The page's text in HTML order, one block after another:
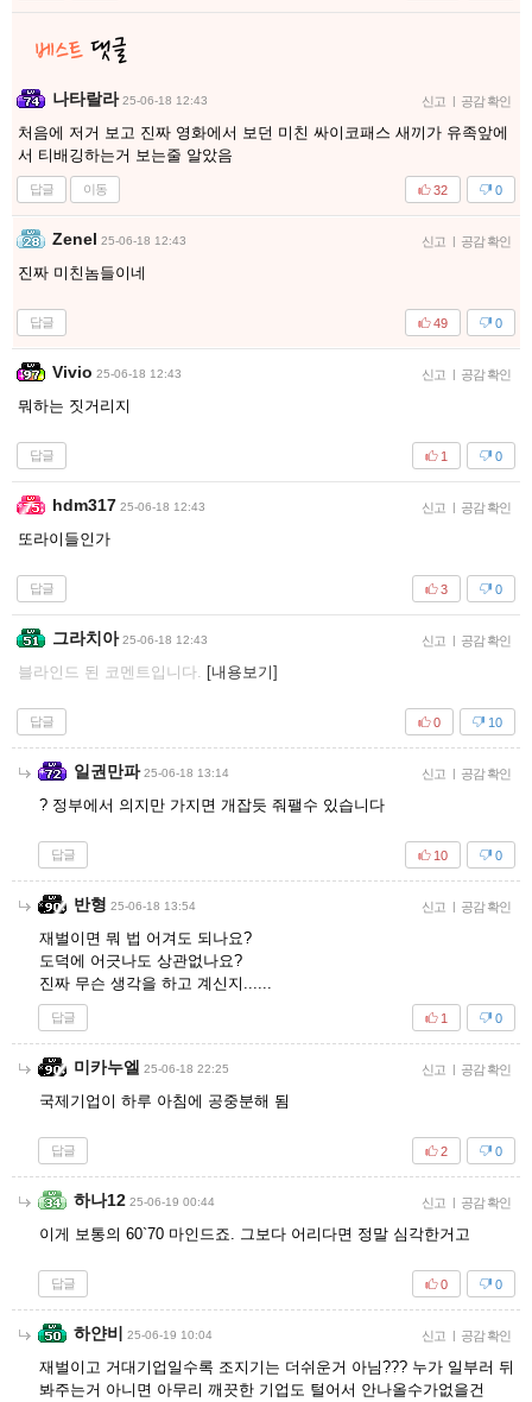
나타랄라 25-06-18 12:43 신고 | 공감 확인
처음에 저거 보고 진짜 영화에서 보던 미친 싸이코패스 새끼가 유족앞에
서 티배깅하는거 보는줄 알았음
답글 이동 0
32
Zenel 25-06-18 12:43 신고 | 공감 확인
진짜 미친놈들이네
답글 0
49
Vivio 25-06-18 12:43 신고 | 공감 확인
뭐하는 짓거리지
답글 0
1
hdm317 25-06-18 12:43 신고 | 공감 확인
또라이들인가
답글 0
3
그라치아 25-06-18 12:43 신고 | 공감 확인
블라인드 된 코멘트입니다. [내용보기]
답글 10
0
일권만파 25-06-18 13:14 신고 | 공감 확인
? 정부에서 의지만 가지면 개잡듯 줘팰수 있습니다
답글 0
10
반형 25-06-18 13:54 신고 | 공감 확인
재벌이면 뭐 법 어겨도 되나요?
도덕에 어긋나도 상관없나요?
진짜 무슨 생각을 하고 계신지......
답글 0
1
미카누엘 25-06-18 22:25 신고 | 공감 확인
국제기업이 하루 아침에 공중분해 됨
답글 0
2
하나12 25-06-19 00:44 신고 | 공감 확인
이게 보통의 60`70 마인드죠. 그보다 어리다면 정말 심각한거고
답글 0
0
하얀비 25-06-19 10:04 신고 | 공감 확인
재벌이고 거대기업일수록 조지기는 더쉬운거 아님??? 누가 일부러 뒤
봐주는거 아니면 아무리 깨끗한 기업도 털어서 안나올수가없을건